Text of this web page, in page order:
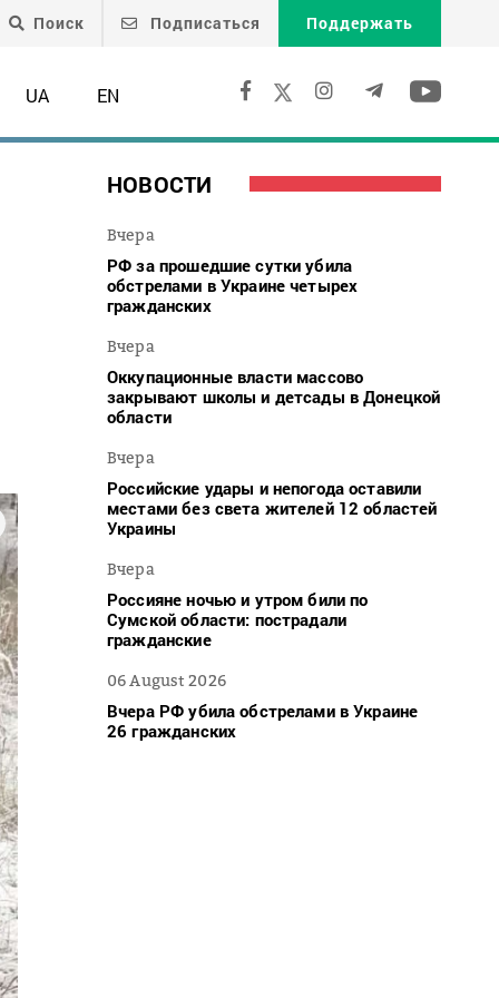
Поиск Подписаться Поддержать
UA EN
НОВОСТИ
Вчера
РФ за прошедшие сутки убила
обстрелами в Украине четырех
гражданских
Вчера
Оккупационные власти массово
закрывают школы и детсады в Донецкой
области
Вчера
Российские удары и непогода оставили
местами без света жителей 12 областей
Украины
Вчера
Россияне ночью и утром били по
Сумской области: пострадали
гражданские
06 August 2026
Вчера РФ убила обстрелами в Украине
26 гражданских